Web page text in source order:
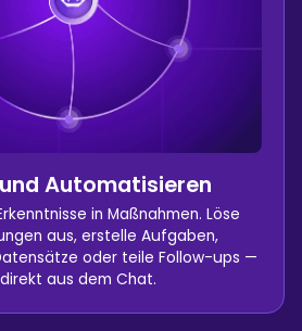
Automatisieren
in Maßnahmen. Löse
aus, erstelle Aufgaben,
oder teile Follow-ups —
aus dem Chat.